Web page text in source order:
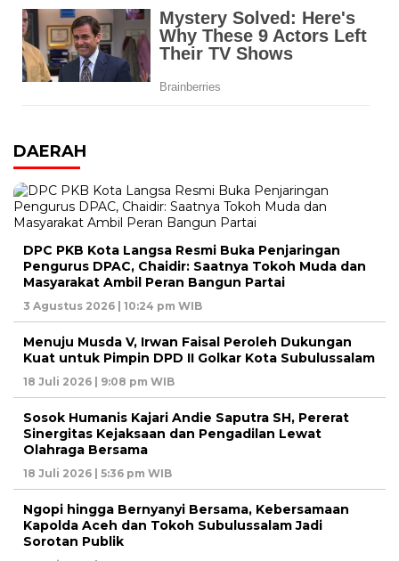
DAERAH
DPC PKB Kota Langsa Resmi Buka Penjaringan
Pengurus DPAC, Chaidir: Saatnya Tokoh Muda dan
Masyarakat Ambil Peran Bangun Partai
3 Agustus 2026 | 10:24 pm WIB
Menuju Musda V, Irwan Faisal Peroleh Dukungan
Kuat untuk Pimpin DPD II Golkar Kota Subulussalam
18 Juli 2026 | 9:08 pm WIB
Sosok Humanis Kajari Andie Saputra SH, Pererat
Sinergitas Kejaksaan dan Pengadilan Lewat
Olahraga Bersama
18 Juli 2026 | 5:36 pm WIB
Ngopi hingga Bernyanyi Bersama, Kebersamaan
Kapolda Aceh dan Tokoh Subulussalam Jadi
Sorotan Publik